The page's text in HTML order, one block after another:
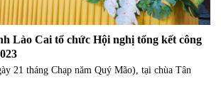
Lào Cai tổ chức Hội nghị tổng kết công
21 tháng Chạp năm Quý Mão), tại chùa Tân